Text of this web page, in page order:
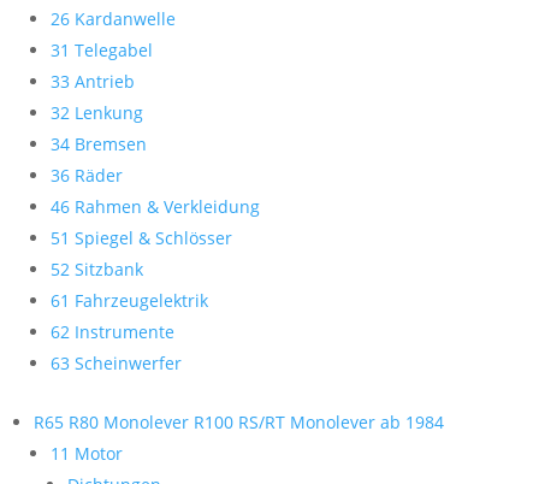
26 Kardanwelle
31 Telegabel
33 Antrieb
32 Lenkung
34 Bremsen
36 Räder
46 Rahmen & Verkleidung
51 Spiegel & Schlösser
52 Sitzbank
61 Fahrzeugelektrik
62 Instrumente
63 Scheinwerfer
R65 R80 Monolever R100 RS/RT Monolever ab 1984
11 Motor